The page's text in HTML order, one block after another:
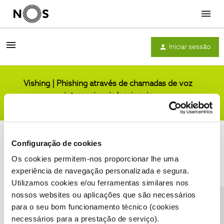
Configuração de cookies
Os cookies permitem-nos proporcionar lhe uma
experiência de navegação personalizada e segura.
Utilizamos cookies e/ou ferramentas similares nos
nossos websites ou aplicações que são necessários
para o seu bom funcionamento técnico (cookies
necessários para a prestação de serviço).
Menu
Iniciar sessão
Vishing | Phishing através de chamadas de voz
internacionais/nacionais
Condições do Fórum NOS Accessibility statement